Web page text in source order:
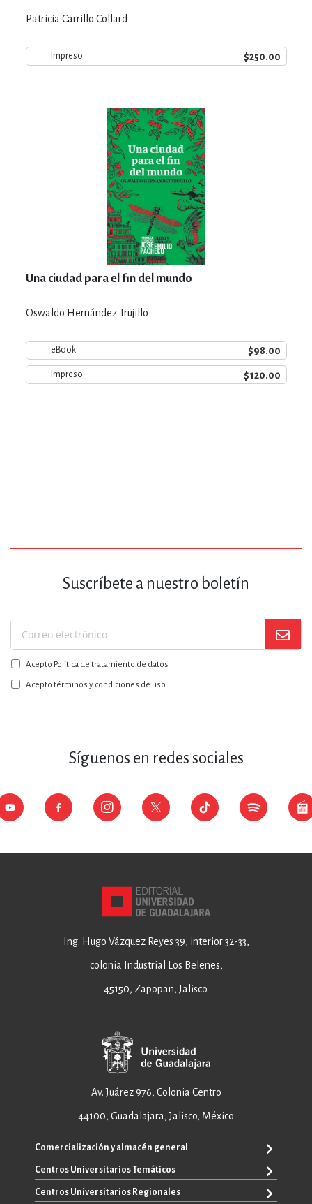
Patricia Carrillo Collard
Impreso $250.00
Una ciudad para el fin del mundo
Oswaldo Hernández Trujillo
eBook $98.00
Impreso $120.00
Suscríbete a nuestro boletín
Suscríbase
a
nuestro
boletín:
Acepto Política de tratamiento de datos
Acepto términos y condiciones de uso
Síguenos en redes sociales
Ing. Hugo Vázquez Reyes 39, interior 32-33,
colonia Industrial Los Belenes,
45150, Zapopan, Jalisco.
Av. Juárez 976, Colonia Centro
44100, Guadalajara, Jalisco, México
Comercialización y almacén general
+52 33 3640 6326
+52 33 3640 4595
Centros Universitarios Temáticos
CUAAD
Centros Universitarios Regionales